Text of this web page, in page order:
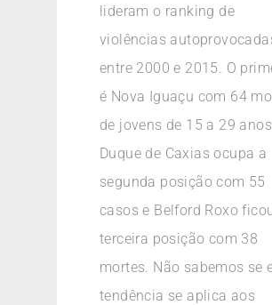
lideram o ranking de
violências
entre 2000 e 2015. O
é Nova Iguaçu com 64
de jovens de 15 a 29 anos.
Duque de Caxias ocupa a
segunda posição com 55
casos e Belford Roxo
terceira posição com 38
mortes. Não sabemos se
tendência se aplica aos